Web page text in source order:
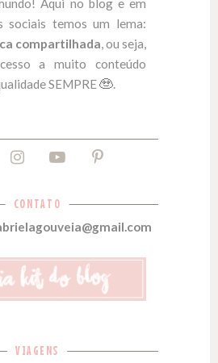
Aqui no blog e em
sociais temos um lema:
compartilhada, ou seja,
a muito conteúdo
SEMPRE
.
CONTATO
VIAGENS